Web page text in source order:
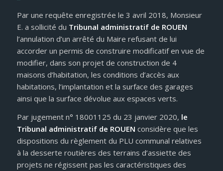
Par une requête enregistrée le 3 avril 2018, Monsieur
E. a sollicité du Tribunal administratif de ROUEN
l’annulation d’un arrêté du Maire refusant de lui
accorder un permis de construire modificatif en vue de
modifier, dans son projet de construction de 4
maisons d’habitation, les conditions d’accès aux
habitations, l’implantation et la surface des garages
ainsi que la surface dévolue aux espaces verts.
Par jugement n° 18001125 du 23 janvier 2020, le
Tribunal administratif de ROUEN considère que les
dispositions du règlement du PLU communal relatives
à la desserte routières des terrains d’assiette des
projets ne régissent pas les caractéristiques des